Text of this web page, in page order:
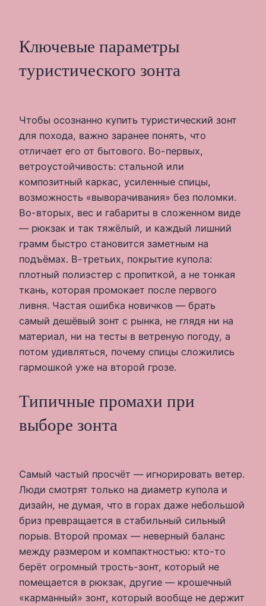
Ключевые параметры
туристического зонта
Чтобы осознанно купить туристический зонт
для похода, важно заранее понять, что
отличает его от бытового. Во-первых,
ветроустойчивость: стальной или
композитный каркас, усиленные спицы,
возможность «выворачивания» без поломки.
Во-вторых, вес и габариты в сложенном виде
— рюкзак и так тяжёлый, и каждый лишний
грамм быстро становится заметным на
подъёмах. В-третьих, покрытие купола:
плотный полиэстер с пропиткой, а не тонкая
ткань, которая промокает после первого
ливня. Частая ошибка новичков — брать
самый дешёвый зонт с рынка, не глядя ни на
материал, ни на тесты в ветреную погоду, а
потом удивляться, почему спицы сложились
гармошкой уже на второй грозе.
Типичные промахи при
выборе зонта
Самый частый просчёт — игнорировать ветер.
Люди смотрят только на диаметр купола и
дизайн, не думая, что в горах даже небольшой
бриз превращается в стабильный сильный
порыв. Второй промах — неверный баланс
между размером и компактностью: кто-то
берёт огромный трость-зонт, который не
помещается в рюкзак, другие — крошечный
«карманный» зонт, который вообще не держит